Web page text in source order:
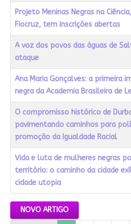
Projeto Meninas Negras na
Fiocruz, tem inscrições abertas
A voz dos povos das águas de
ataque
Ana Maria Gonçalves: a primeira
negra da Academia Brasileira de
O compromisso histórico de
pavimentando caminhos para
promoção da Igualdade Racial
Vida e luta de mulheres negras
território: o caminho da cidade
cidade utopia
NOVO ARTIGO